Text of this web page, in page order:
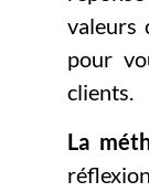
valeurs
pour
clients.
La